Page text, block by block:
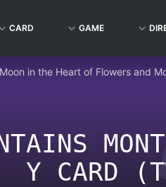
GAME
CARD
in the Heart of Flowers and
Y CARD